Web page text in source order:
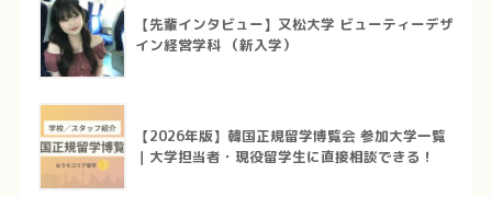
【先輩インタビュー】又松大学 ビューティーデザ
イン経営学科 （新入学）
【2026年版】韓国正規留学博覧会 参加大学一覧
｜大学担当者・現役留学生に直接相談できる！